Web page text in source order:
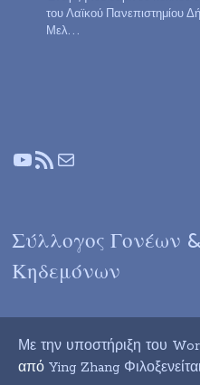
του Λαϊκού Πανεπιστημίου
Μελ…
YouTube
Τροφοδοσία RSS
Mail
Σύλλογος Γονέων &
Κηδεμόνων
Με την υποστήριξη του
από Ying Zhang